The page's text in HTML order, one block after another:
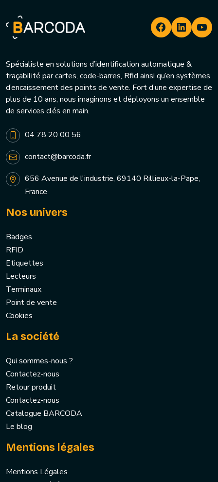
Spécialiste en solutions d’identification automatique &
traçabilité par cartes, code-barres, Rfid ainsi qu’en systèmes
d’encaissement des points de vente. Fort d’une expertise de
plus de 10 ans, nous imaginons et déployons un ensemble
de services clés en main.
04 78 20 00 56
contact@barcoda.fr
656 Avenue de l'industrie, 69140 Rillieux-la-Pape,
France
Nos univers
Badges
RFID
Etiquettes
Lecteurs
Terminaux
Point de vente
Cookies
La société
Qui sommes-nous ?
Contactez-nous
Retour produit
Contactez-nous
Catalogue BARCODA
Le blog
Mentions légales
Mentions Légales